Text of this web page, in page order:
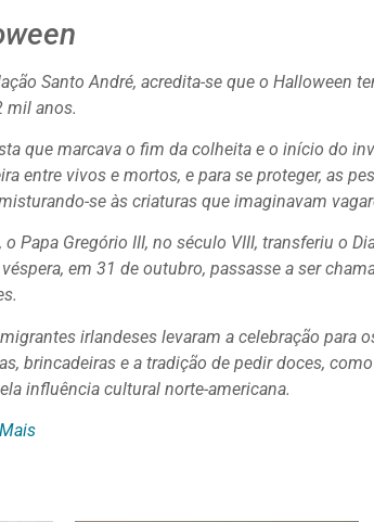
Santo André, acredita-se que o Halloween
mil anos.
que marcava o fim da colheita e o início do
entre vivos e mortos, e para se proteger, as
se às criaturas que imaginavam
Papa Gregório III, no século VIII, transferiu o
em 31 de outubro, passasse a ser
irlandeses levaram a celebração para
brincadeiras e a tradição de pedir doces,
influência cultural norte-americana.